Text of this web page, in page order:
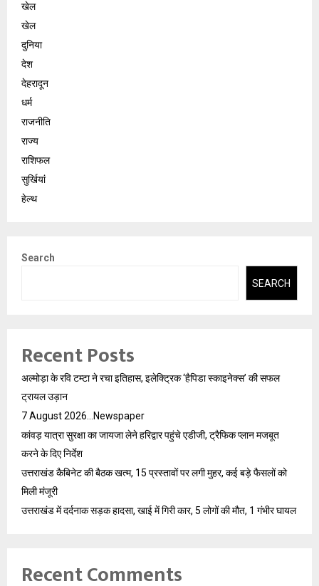
खेल
खेल
दुनिया
देश
देहरादून
धर्म
राजनीति
राज्य
राशिफल
सुर्खियां
हेल्थ
Search
SEARCH
Recent Posts
अल्मोड़ा के रवि टम्टा ने रचा इतिहास, इलेक्ट्रिक ‘हैपिडा स्काइनेक्स’ की सफल
ट्रायल उड़ान
7 August 2026…Newspaper
कांवड़ यात्रा सुरक्षा का जायजा लेने हरिद्वार पहुंचे एडीजी, ट्रैफिक प्लान मजबूत
करने के दिए निर्देश
उत्तराखंड कैबिनेट की बैठक खत्म, 15 प्रस्तावों पर लगी मुहर, कई बड़े फैसलों को
मिली मंजूरी
उत्तराखंड में दर्दनाक सड़क हादसा, खाई में गिरी कार, 5 लोगों की मौत, 1 गंभीर घायल
Recent Comments